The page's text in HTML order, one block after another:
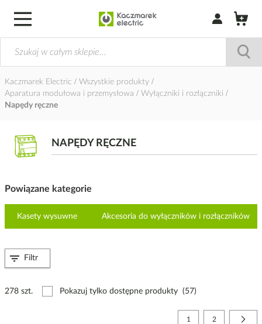
Zaloguj się /
Kaczmarek Electric
Wszystkie produkty
Aparatura modułowa i przemysłowa
Wyłączniki i rozłączniki
Napędy ręczne
NAPĘDY RĘCZNE
Powiązane kategorie
Kasety wysuwne Akcesoria do wyłączników i rozłączników
278 szt. Pokazuj tylko dostępne produkty (57)
Strona
Aktualnie czytasz stronę
1 Strona
2
Filtr